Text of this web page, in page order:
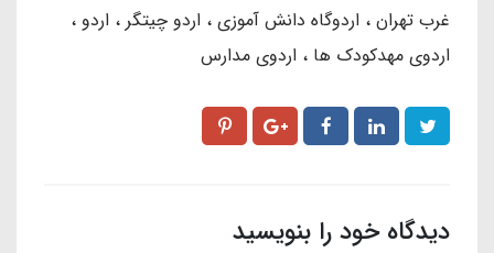
غرب تهران
اردوگاه دانش آموزی اردو چیتگر
اردو
اردوی مهدکودک ها
اردوی مدارس
دیدگاه خود را بنویسید